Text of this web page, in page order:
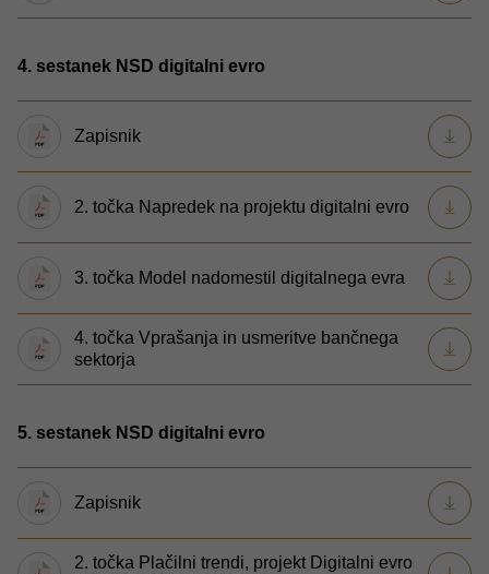
4. sestanek NSD digitalni evro
Zapisnik
2. točka Napredek na projektu digitalni evro
3. točka Model nadomestil digitalnega evra
4. točka Vprašanja in usmeritve bančnega
sektorja
5. sestanek NSD digitalni evro
Zapisnik
2. točka Plačilni trendi, projekt Digitalni evro